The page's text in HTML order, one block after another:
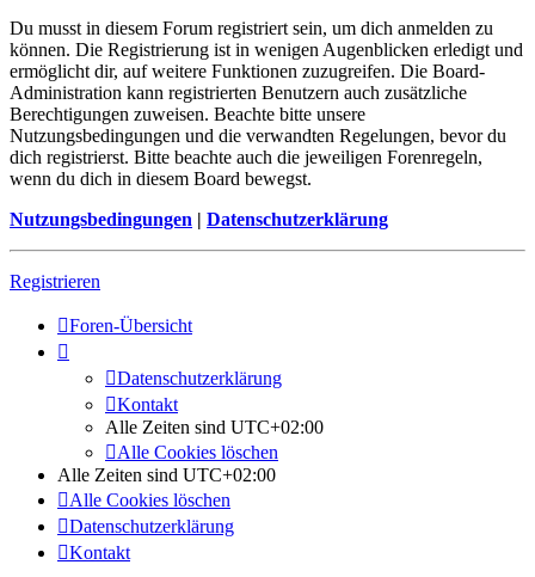
Du musst in diesem Forum registriert sein, um dich anmelden zu
können. Die Registrierung ist in wenigen Augenblicken erledigt und
ermöglicht dir, auf weitere Funktionen zuzugreifen. Die Board-
Administration kann registrierten Benutzern auch zusätzliche
Berechtigungen zuweisen. Beachte bitte unsere
Nutzungsbedingungen und die verwandten Regelungen, bevor du
dich registrierst. Bitte beachte auch die jeweiligen Forenregeln,
wenn du dich in diesem Board bewegst.
Nutzungsbedingungen | Datenschutzerklärung
Registrieren
Foren-Übersicht
Datenschutzerklärung
Kontakt
Alle Zeiten sind UTC+02:00
Alle Cookies löschen
Alle Zeiten sind UTC+02:00
Alle Cookies löschen
Datenschutzerklärung
Kontakt